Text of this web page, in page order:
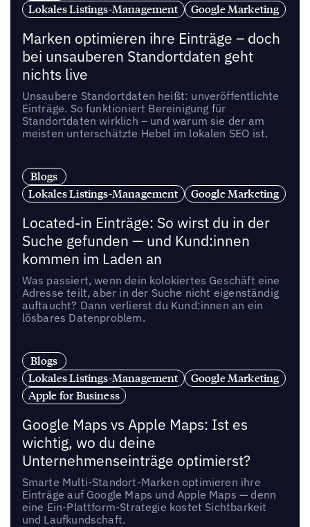
Lokales Listings-Management
Google Marketing
Marken optimieren ihre Einträge – doch
bei unsauberen Standortdaten geht
nichts live
Unsaubere Standortdaten heißt: unveröffentlichte
Einträge. So funktioniert Bereinigung für
Standortdaten wirklich – und warum sie der am
meisten unterschätzte Hebel im lokalen SEO ist.
Blogs
Lokales Listings-Management
Google Marketing
Located-in Einträge: So wirst du in der
Suche gefunden — und Kund:innen
kommen im Laden an
Was passiert, wenn dein kolokiertes Geschäft eine
Adresse teilt, aber in der Suche nicht eigenständig
auftaucht? Dann verlierst du Kund:innen an ein
lösbares Datenproblem.
Blogs
Lokales Listings-Management
Google Marketing
Apple for Business
Google Maps vs Apple Maps: Ist es
wichtig, wo du deine
Unternehmenseinträge optimierst?
Smarte Multi-Standort-Marken optimieren ihre
Einträge auf Google Maps und Apple Maps — denn
eine Ein-Plattform-Strategie kostet Sichtbarkeit
und Laufkundschaft.